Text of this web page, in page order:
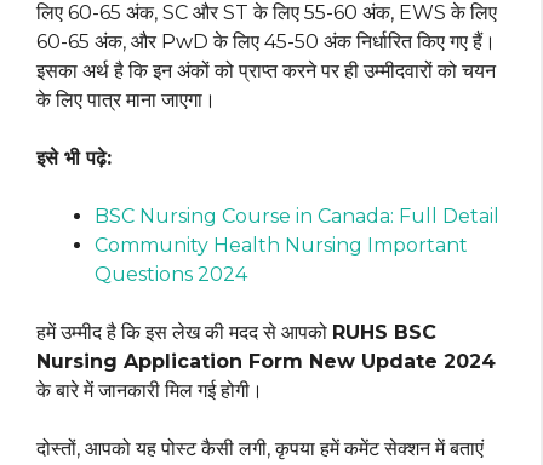
लिए 60-65 अंक, SC और ST के लिए 55-60 अंक, EWS के लिए
60-65 अंक, और PwD के लिए 45-50 अंक निर्धारित किए गए हैं।
इसका अर्थ है कि इन अंकों को प्राप्त करने पर ही उम्मीदवारों को चयन
के लिए पात्र माना जाएगा।
इसे भी पढ़े:
BSC Nursing Course in Canada: Full Detail
Community Health Nursing Important
Questions 2024
हमें उम्मीद है कि इस लेख की मदद से आपको RUHS BSC
Nursing Application Form New Update 2024
के बारे में जानकारी मिल गई होगी।
दोस्तों, आपको यह पोस्ट कैसी लगी, कृपया हमें कमेंट सेक्शन में बताएं